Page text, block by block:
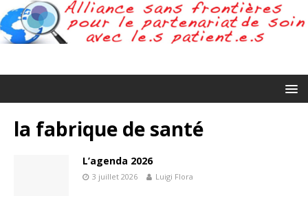
la fabrique de santé
L’agenda 2026
3 juillet 2026 Luigi Flora